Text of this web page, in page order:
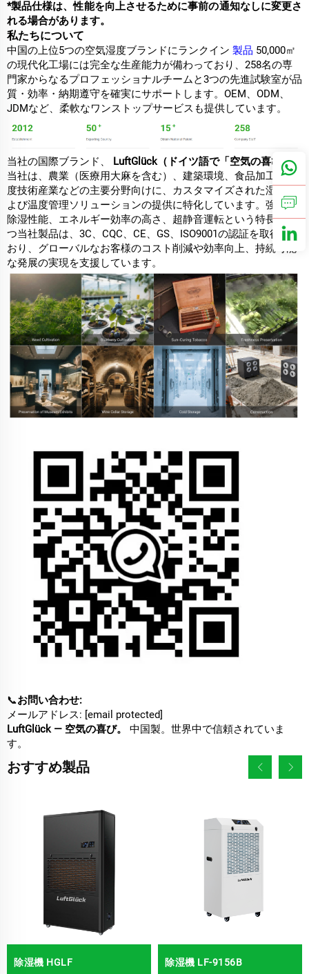
*製品仕様は、性能を向上させるために事前の通知なしに変更さ
れる場合があります。
私たちについて
中国の上位5つの空気湿度ブランドにランクイン 製品 50,000㎡
の現代化工場には完全な生産能力が備わっており、258名の専
門家からなるプロフェッショナルチームと3つの先進試験室が品
質・効率・納期遵守を確実にサポートします。OEM、ODM、
JDMなど、柔軟なワンストップサービスも提供しています。
当社の国際ブランド、 LuftGlück（ドイツ語で「空気の喜び」）
当社は、農業（医療用大麻を含む）、建築環境、食品加工、高
度技術産業などの主要分野向けに、カスタマイズされた湿度お
よび温度管理ソリューションの提供に特化しています。強力な
除湿性能、エネルギー効率の高さ、超静音運転という特長を持
つ当社製品は、3C、CQC、CE、GS、ISO9001の認証を取得して
おり、グローバルなお客様のコスト削減や効率向上、持続可能
な発展の実現を支援しています。
📞お問い合わせ:
メールアドレス: [email protected]
LuftGlück — 空気の喜び。 中国製。世界中で信頼されていま
す。
おすすめ製品
除湿機 HGLF 除湿機 LF-9156B